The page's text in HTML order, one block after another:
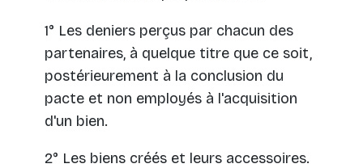
1° Les deniers perçus par chacun des
partenaires, à quelque titre que ce soit,
postérieurement à la conclusion du
pacte et non employés à l'acquisition
d'un bien.
2° Les biens créés et leurs accessoires.